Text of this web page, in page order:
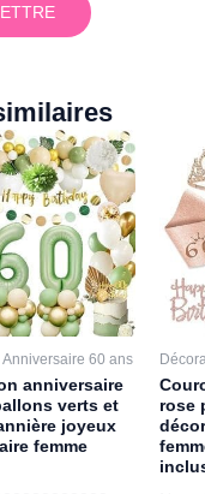
Anniversaire 60 ans
anniversaire
verts et
joyeux
femme
rose